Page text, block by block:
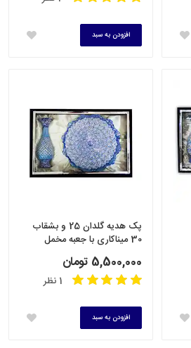
افزودن به سبد
پک هدیه گلدان 25 و بشقاب
30 میناکاری با جعبه مخمل
5,500,000 تومان
1 نظر
افزودن به سبد